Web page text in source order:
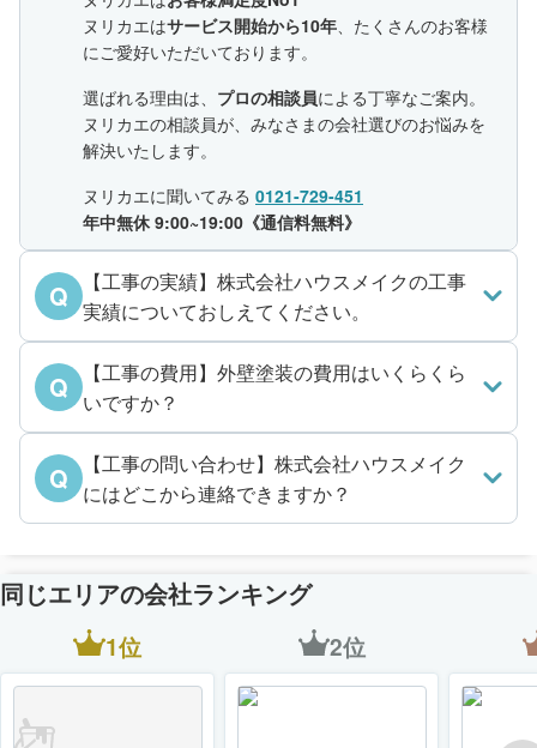
ヌリカエはサービス開始から10年、たくさんのお客様
にご愛好いただいております。
選ばれる理由は、 プロの相談員による丁寧なご案内。
ヌリカエの相談員が、みなさまの会社選びのお悩みを
解決いたします。
ヌリカエに聞いてみる 0121-729-451
年中無休 9:00~19:00《通信料無料》
Q
【工事の実績】株式会社ハウスメイクの工事
実績についておしえてください。
Q
【工事の費用】外壁塗装の費用はいくらくら
いですか？
Q
【工事の問い合わせ】株式会社ハウスメイク
にはどこから連絡できますか？
同じエリアの会社ランキング
1位 2位